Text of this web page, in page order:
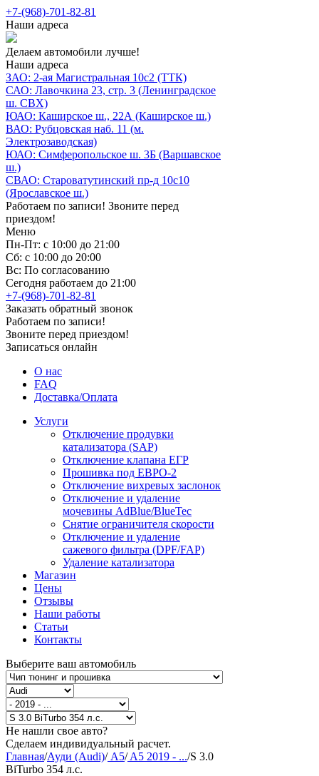
+7-(968)-701-82-81
Наши адреса
Делаем автомобили лучше!
Наши адреса
ЗАО: 2-ая Магистральная 10с2 (ТТК)
САО: Лавочкина 23, стр. 3 (Ленинградское
ш. СВХ)
ЮАО: Каширское ш., 22А (Каширское ш.)
ВАО: Рубцовская наб. 11 (м.
Электрозаводская)
ЮАО: Симферопольское ш. 3Б (Варшавское
ш.)
СВАО: Староватутинский пр-д 10с10
(Ярославское ш.)
Работаем по записи! Звоните перед
приездом!
Меню
Пн-Пт: с 10:00 до 21:00
Сб: с 10:00 до 20:00
Вс: По согласованию
Сегодня работаем до 21:00
+7-(968)-701-82-81
Заказать обратный звонок
Работаем по записи!
Звоните перед приездом!
Записаться онлайн
О нас
FAQ
Доставка/Оплата
Услуги
Отключение продувки
катализатора (SAP)
Отключение клапана ЕГР
Прошивка под ЕВРО-2
Отключение вихревых заслонок
Отключение и удаление
мочевины AdBlue/BlueTec
Снятие ограничителя скорости
Отключение и удаление
сажевого фильтра (DPF/FAP)
Удаление катализатора
Магазин
Цены
Отзывы
Наши работы
Статьи
Контакты
Выберите ваш автомобиль
Не нашли свое авто?
Сделаем индивидуальный расчет.
Главная/Ауди (Audi)/A5/A5 2019 - .../S 3.0
BiTurbo 354 л.с.